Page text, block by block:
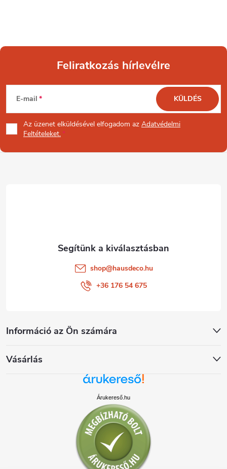
L
á
b
Feliratkozás hírlevélre
E-mail
Az üzenet elküldésével elfogadom az Adatvédelmi
Feltételeket.
KÜLDÉS
Információ az Ön számára
Vásárlás
shop@hausdeco.hu
+36 176 54 675
Árukereső.hu